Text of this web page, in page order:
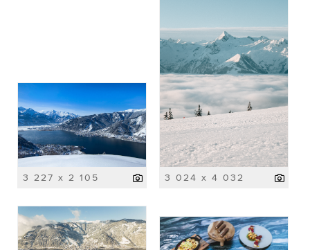
3 227 x 2 105 3 024 x 4 032